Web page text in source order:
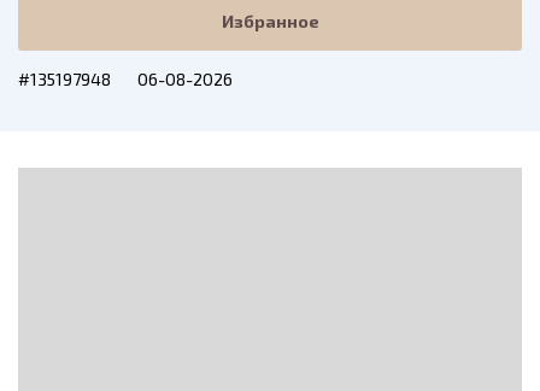
Избранное
#135197948 06-08-2026